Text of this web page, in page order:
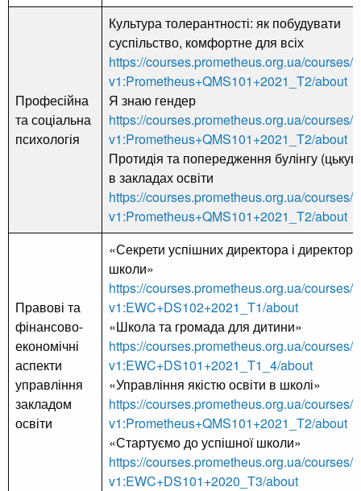
Професійна
та соціальна
психологія
Культура толерантності: як побудувати
суспільство, комфортне для всіх
https://courses.prometheus.org.ua/courses/
v1:Prometheus+QMS101+2021_T2/about
Я знаю гендер
https://courses.prometheus.org.ua/courses/
v1:Prometheus+QMS101+2021_T2/about
Протидія та попередження булінгу
в закладах освіти
https://courses.prometheus.org.ua/courses/
v1:Prometheus+QMS101+2021_T2/about
Правові та
фінансово-
економічні
аспекти
управління
закладом
освіти
«Секрети успішних директора і
школи»
https://courses.prometheus.org.ua/courses/
v1:EWC+DS102+2021_T1/about
«Школа та громада для дитини»
https://courses.prometheus.org.ua/courses/
v1:EWC+DS101+2021_T1_4/about
«Управління якістю освіти в школі»
https://courses.prometheus.org.ua/courses/
v1:Prometheus+QMS101+2021_T2/about
«Стартуємо до успішної школи»
https://courses.prometheus.org.ua/courses/
v1:EWC+DS101+2020_T3/about